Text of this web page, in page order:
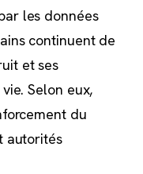
les données
continuent de
et ses
Selon eux,
du
autorités